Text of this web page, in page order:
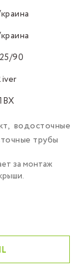
90
, водосточные
трубы
за монтаж